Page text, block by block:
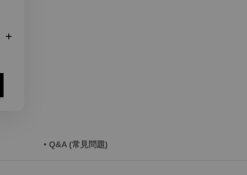
+
• Q&A (常見問題)